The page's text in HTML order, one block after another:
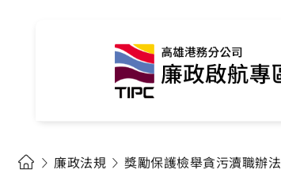
廉政法規 獎勵保護檢舉貪污瀆職辦法